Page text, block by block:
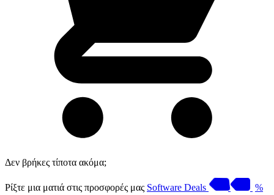
Δεν βρήκες τίποτα ακόμα;
Ρίξτε μια ματιά στις προσφορές μας Software Deals %